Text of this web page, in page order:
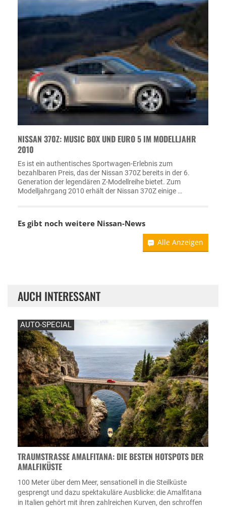
NISSAN 370Z: MUSIC BOX UND EURO 5 IM MODELLJAHR
2010
Es ist ein authentisches Sportwagen-Erlebnis zum
bezahlbaren Preis, das der Nissan 370Z bereits in der 6.
Generation der legendären Z-Modellreihe bietet. Zum
Modelljahrgang 2010 erhält der Nissan 370Z einige …
Es gibt noch weitere Nissan-News
Alle Anzeigen
AUCH INTERESSANT
AUTO-SPECIAL
TRAUMSTRASSE AMALFITANA: DIE BESTEN HOTSPOTS DER A
MALFIKÜSTE
100 Meter über dem Meer, sensationell in die Steilküste
gesprengt und dazu spektakuläre Ausblicke: die Amalfitana
in Italien gehört mit ihren zahlreichen Kurven, den schroffen